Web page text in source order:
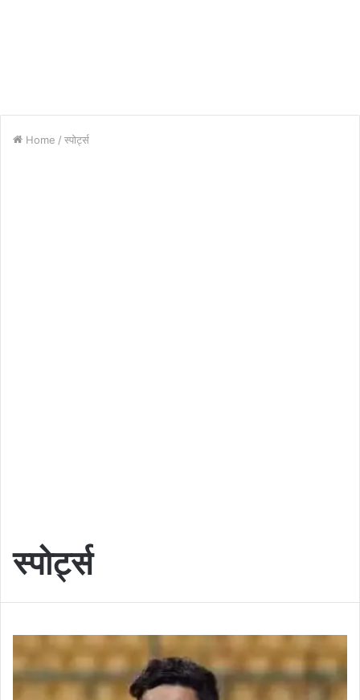
Home / स्पोर्ट्स
स्पोर्ट्स